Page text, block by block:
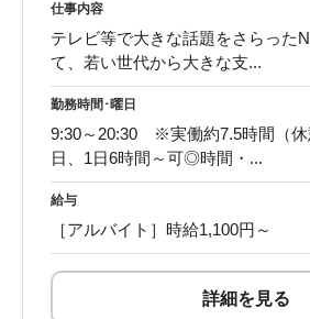
仕事内容
テレビ等で大きな話題をさらった
て、若い世代から大きな支...
勤務時間･曜日
9:30～20:30 ※実働約7.5時間（
日、1日6時間～可◎時間・...
給与
［アルバイト］時給1,100円～
詳細を見る